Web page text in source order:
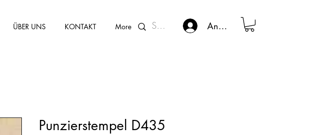
ÜBER UNS KONTAKT More Kunden - Login
Anmelden
Punzierstempel D435